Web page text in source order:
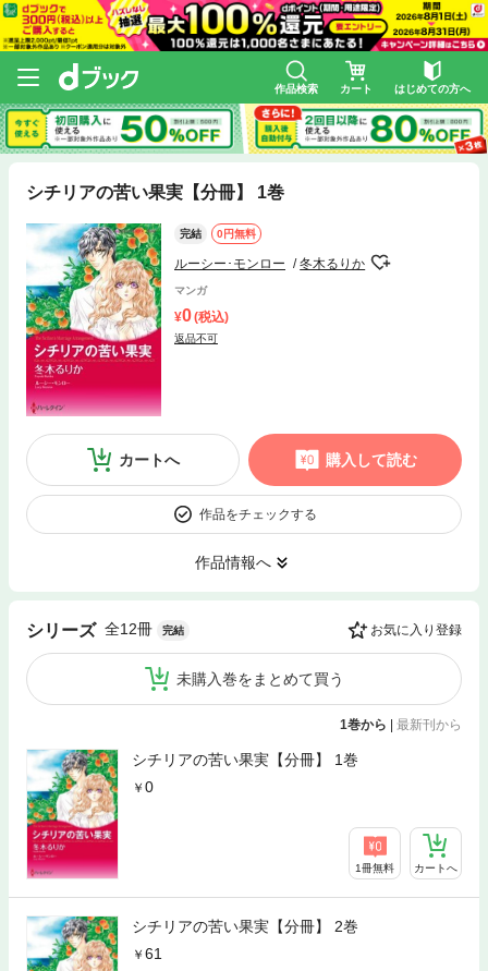
作品検索 カート はじめての方へ
シチリアの苦い果実【分冊】 1巻
完結 0円無料
ルーシー･モンロー 冬木るりか
マンガ
0(税込)
返品不可
カートへ 購入して読む
作品をチェックする
作品情報へ
シリーズ 全12冊 完結 お気に入り登録
未購入巻をまとめて買う
1巻から | 最新刊から
シチリアの苦い果実【分冊】 1巻
0
1冊無料 カートへ
シチリアの苦い果実【分冊】 2巻
61